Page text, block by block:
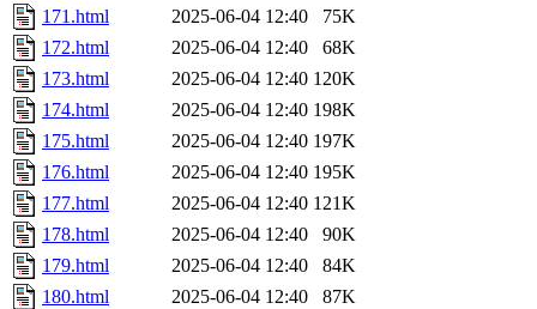
171.html
2025-06-04 12:40
75K
172.html
2025-06-04 12:40
68K
173.html
2025-06-04 12:40 120K
174.html
2025-06-04 12:40 198K
175.html
2025-06-04 12:40 197K
176.html
2025-06-04 12:40 195K
177.html
2025-06-04 12:40 121K
178.html
2025-06-04 12:40
90K
179.html
2025-06-04 12:40
84K
180.html
2025-06-04 12:40
87K